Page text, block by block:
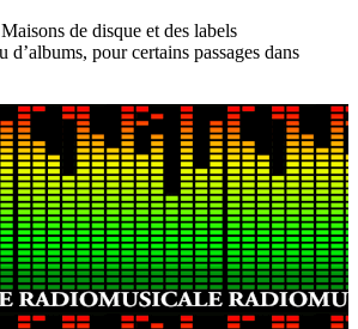
de disque et des labels
pour certains passages dans